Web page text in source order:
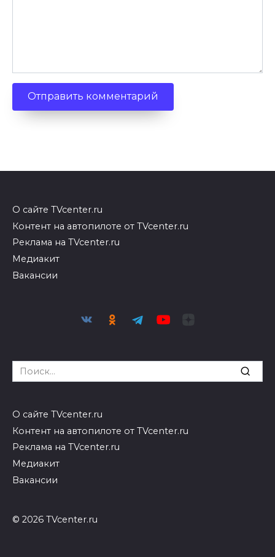
О сайте TVcenter.ru
Контент на автопилоте от TVcenter.ru
Реклама на TVcenter.ru
Медиакит
Вакансии
Search
for:
О сайте TVcenter.ru
Контент на автопилоте от TVcenter.ru
Реклама на TVcenter.ru
Медиакит
Вакансии
© 2026 TVcenter.ru